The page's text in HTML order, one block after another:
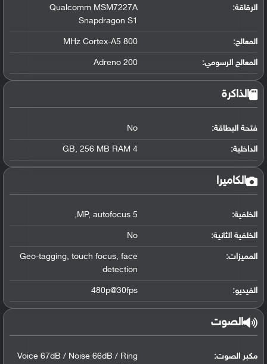
الرقاقة:
Qualcomm MSM7227A
Snapdragon S1
المعالج:
800 MHz Cortex-A5
المعالج الرسومي:
Adreno 200
الذاكرة
فتحة البطاقة: No
الداخلية: 4 GB
, 256 MB RAM
الكاميرا
الخلفية: 5 MP
, autofocus
,
الخلفية الثانية: No
المميزات: Geo-tagging, touch focus, face
detection
الفيديو: 480p@30fps
الصوت
مكبر الصوت:
Voice 67dB / Noise 66dB / Ring